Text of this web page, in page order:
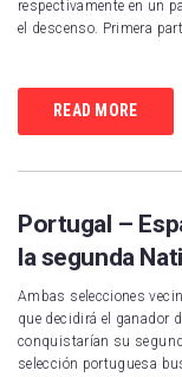
respectivamente en un
el descenso. Primera
READ MORE
Portugal –
la segunda
Ambas selecciones
que decidirá el ganador
conquistarían su
selección portuguesa